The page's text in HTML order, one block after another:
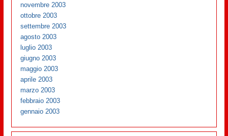
novembre 2003
ottobre 2003
settembre 2003
agosto 2003
luglio 2003
giugno 2003
maggio 2003
aprile 2003
marzo 2003
febbraio 2003
gennaio 2003